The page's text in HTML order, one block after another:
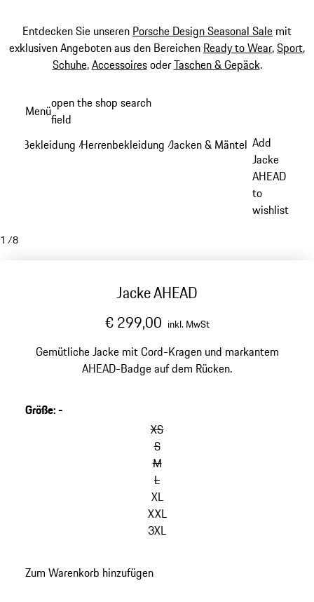
Entdecken Sie unseren Porsche Design Seasonal Sale mit
exklusiven Angeboten aus den Bereichen Ready to Wear,Sport,
Schuhe,AccessoiresoderTaschen & Gepäck.
Hauptinhalt
Menüopen the shop search
field
Bekleidung /Herrenbekleidung /Jacken & Mäntel /Add
Jacke
AHEAD
to
wishlist
1 /8
Jacke AHEAD
€ 299,00 inkl. MwSt
Gemütliche Jacke mit Cord-Kragen und markantem
AHEAD-Badge auf dem Rücken.
Größe:-
XS
S
M
L
XL
XXL
3XL
zu
Zum Warenkorb hinzufügen